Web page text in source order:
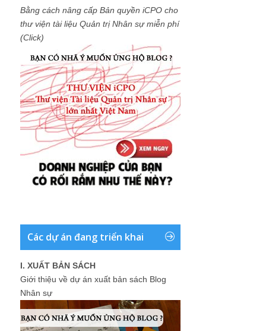
Bằng cách nâng cấp Bản quyền iCPO cho
thư viện tài liệu Quản trị Nhân sự miễn phí
(Click)
Các dự án đang triển khai
I. XUẤT BẢN SÁCH
Giới thiệu về dự án xuất bản sách Blog
Nhân sự